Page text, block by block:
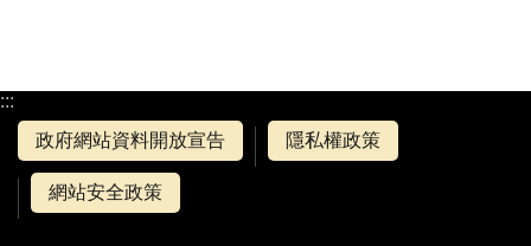
:::
政府網站資料開放宣告
隱私權政策
網站安全政策